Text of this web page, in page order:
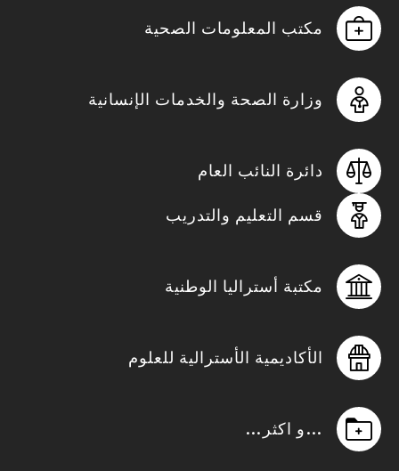
مكتب المعلومات الصحية
وزارة الصحة والخدمات الإنسانية
دائرة النائب العام
قسم التعليم والتدريب
مكتبة أستراليا الوطنية
الأكاديمية الأسترالية للعلوم
…و اكثر…